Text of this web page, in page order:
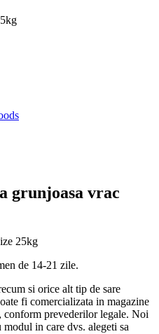
grunjoasa vrac
25kg
de 14-21 zile.
si orice alt tip de sare
fi comercializata in magazine
conform prevederilor legale. Noi
modul in care dvs. alegeti sa